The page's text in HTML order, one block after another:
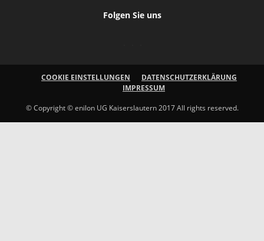
Folgen Sie uns
COOKIE EINSTELLUNGEN
DATENSCHUTZERKLÄRUNG
IMPRESSUM
© Copyright © enilon UG Kaiserslautern 2017 All rights reserved.